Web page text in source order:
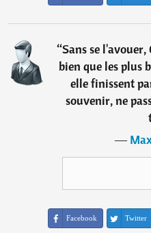
“Sans se
bien que les plus
elle finissent
souvenir, ne
―
Facebook Twitter